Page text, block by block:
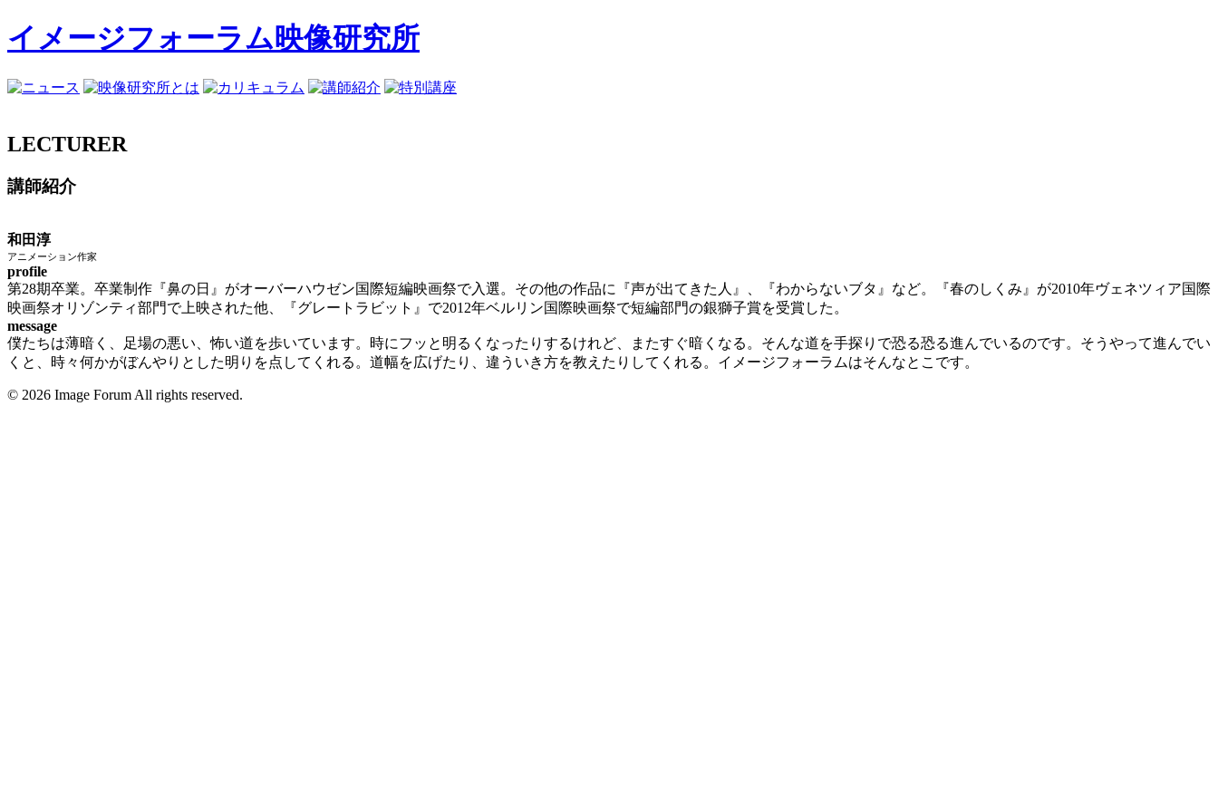
イメージフォーラム映像研究所
LECTURER
講師紹介
和田淳
アニメーション作家
profile
第28期卒業。卒業制作『鼻の日』がオーバーハウゼン国際短編映画祭で入選。その他の作品に『声が出てきた人』、『わからないブタ』など。『春のしくみ』が2010年ヴェネツィア国際
映画祭オリゾンティ部門で上映された他、『グレートラビット』で2012年ベルリン国際映画祭で短編部門の銀獅子賞を受賞した。
message
僕たちは薄暗く、足場の悪い、怖い道を歩いています。時にフッと明るくなったりするけれど、またすぐ暗くなる。そんな道を手探りで恐る恐る進んでいるのです。そうやって進んでい
くと、時々何かがぼんやりとした明りを点してくれる。道幅を広げたり、違ういき方を教えたりしてくれる。イメージフォーラムはそんなとこです。
© 2026 Image Forum All rights reserved.